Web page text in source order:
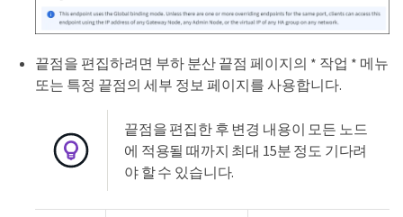
끝점을 편집하려면 부하 분산 끝점 페이지의 * 작업 * 메뉴
또는 특정 끝점의 세부 정보 페이지를 사용합니다.
끝점을 편집한 후 변경 내용이 모든 노드
에 적용될 때까지 최대 15분 정도 기다려
야 할 수 있습니다.